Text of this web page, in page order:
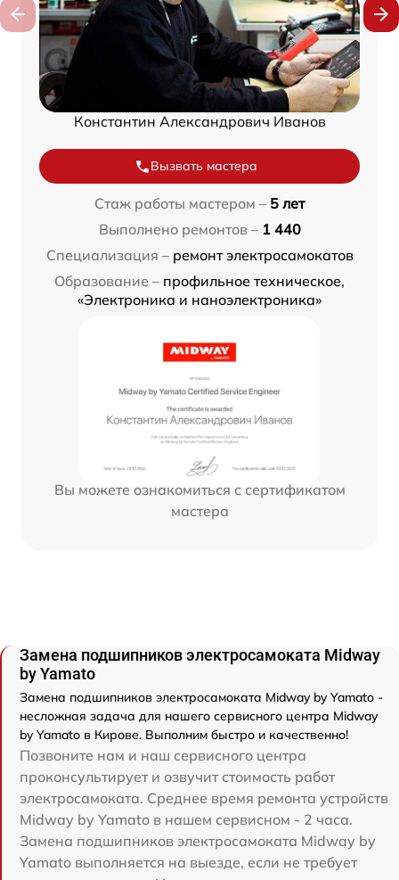
Константин Александрович Иванов
Вызвать мастера
Стаж работы мастером – 5 лет
Выполнено ремонтов – 1 440
Специализация – ремонт электросамокатов
Образование – профильное техническое,
«Электроника и наноэлектроника»
Вы можете ознакомиться с сертификатом
мастера
Замена подшипников электросамоката Midway
by Yamato
Замена подшипников электросамоката Midway by Yamato -
несложная задача для нашего сервисного центра Midway
by Yamato в Кирове. Выполним быстро и качественно!
Позвоните нам и наш сервисного центра
проконсультирует и озвучит стоимость работ
электросамоката. Среднее время ремонта устройств
Midway by Yamato в нашем сервисном - 2 часа.
Замена подшипников электросамоката Midway by
Yamato выполняется на выезде, если не требует